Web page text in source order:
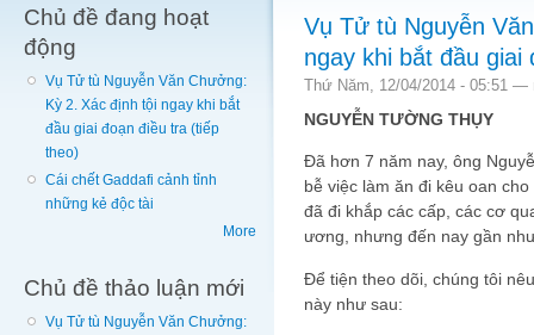
Chủ đề đang hoạt
động
Vụ Tử tù Nguyễn Văn Chưởng:
Kỳ 2. Xác định tội ngay khi bắt
đầu giai đoạn điều tra (tiếp
theo)
Cái chết Gaddafi cảnh tỉnh
những kẻ độc tài
More
Chủ đề thảo luận mới
Vụ Tử tù Nguyễn Văn Chưởng:
Vụ Tử tù Nguyễn
ngay khi bắt đầu giai
Thứ Năm, 12/04/2014 - 05:51 —
NGUYỄN TƯỜNG THỤY
Đã hơn 7 năm nay, ông
bễ việc làm ăn đi kêu oan
đã đi khắp các cấp, các cơ
ương, nhưng đến nay gần
Để tiện theo dõi, chúng tôi
này như sau: